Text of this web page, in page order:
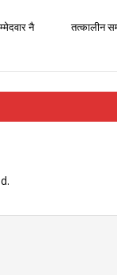
नै
तत्कालीन